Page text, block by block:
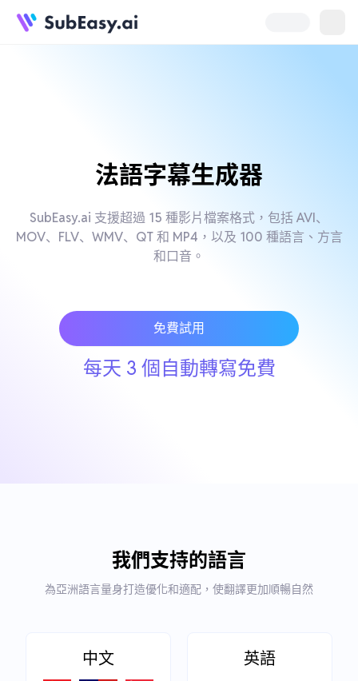
法語字幕生成器
SubEasy.ai 支援超過 15 種影片檔案格式，包括 AVI、
MOV、FLV、WMV、QT 和 MP4，以及 100 種語言、方言
和口音。
免費試用
每天 3 個自動轉寫免費
我們支持的語言
為亞洲語言量身打造優化和適配，使翻譯更加順暢自然
中文 英語